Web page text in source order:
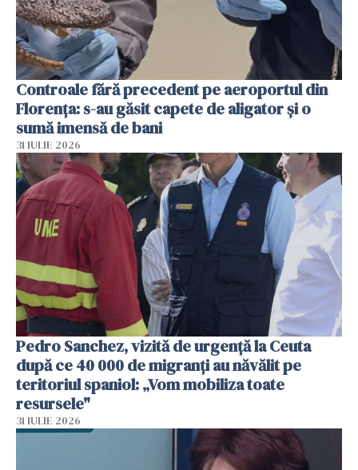
Controale fără precedent pe aeroportul din
Florența: s-au găsit capete de aligator și o
sumă imensă de bani
31 IULIE 2026
Pedro Sanchez, vizită de urgență la Ceuta
după ce 40 000 de migranți au năvălit pe
teritoriul spaniol: „Vom mobiliza toate
resursele"
31 IULIE 2026